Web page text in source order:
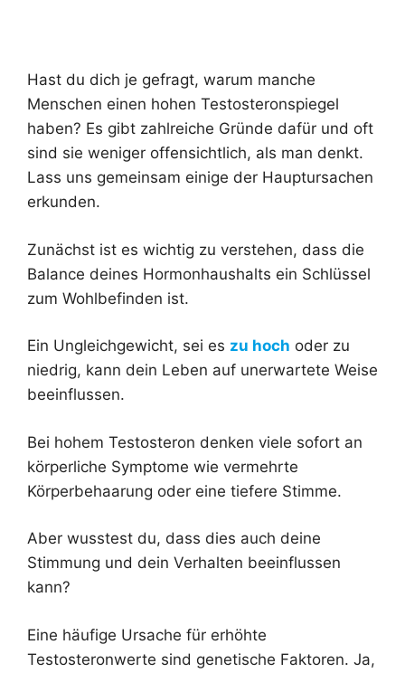
Hast du dich je gefragt, warum manche
Menschen einen hohen Testosteronspiegel
haben? Es gibt zahlreiche Gründe dafür und oft
sind sie weniger offensichtlich, als man denkt.
Lass uns gemeinsam einige der Hauptursachen
erkunden.
Zunächst ist es wichtig zu verstehen, dass die
Balance deines Hormonhaushalts ein Schlüssel
zum Wohlbefinden ist.
Ein Ungleichgewicht, sei es zu hoch oder zu
niedrig, kann dein Leben auf unerwartete Weise
beeinflussen.
Bei hohem Testosteron denken viele sofort an
körperliche Symptome wie vermehrte
Körperbehaarung oder eine tiefere Stimme.
Aber wusstest du, dass dies auch deine
Stimmung und dein Verhalten beeinflussen
kann?
Eine häufige Ursache für erhöhte
Testosteronwerte sind genetische Faktoren. Ja,